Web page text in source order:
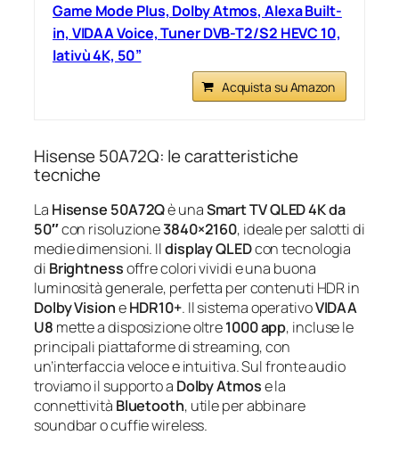
Game Mode Plus, Dolby Atmos, Alexa Built-
in, VIDAA Voice, Tuner DVB-T2/S2 HEVC 10,
lativù 4K, 50”
Acquista su Amazon
Hisense 50A72Q: le caratteristiche
tecniche
La Hisense 50A72Qè unaSmart TV QLED 4K da
50″con risoluzione3840×2160, ideale per salotti di
medie dimensioni. Ildisplay QLEDcon tecnologia
di Brightnessoffre colori vividi e una buona
luminosità generale, perfetta per contenuti HDR in
Dolby VisioneHDR10+. Il sistema operativoVIDAA
U8 mette a disposizione oltre1000 app, incluse le
principali piattaforme di streaming, con
un’interfaccia veloce e intuitiva. Sul fronte audio
troviamo il supporto a Dolby Atmose la
connettività Bluetooth, utile per abbinare
soundbar o cuffie wireless.